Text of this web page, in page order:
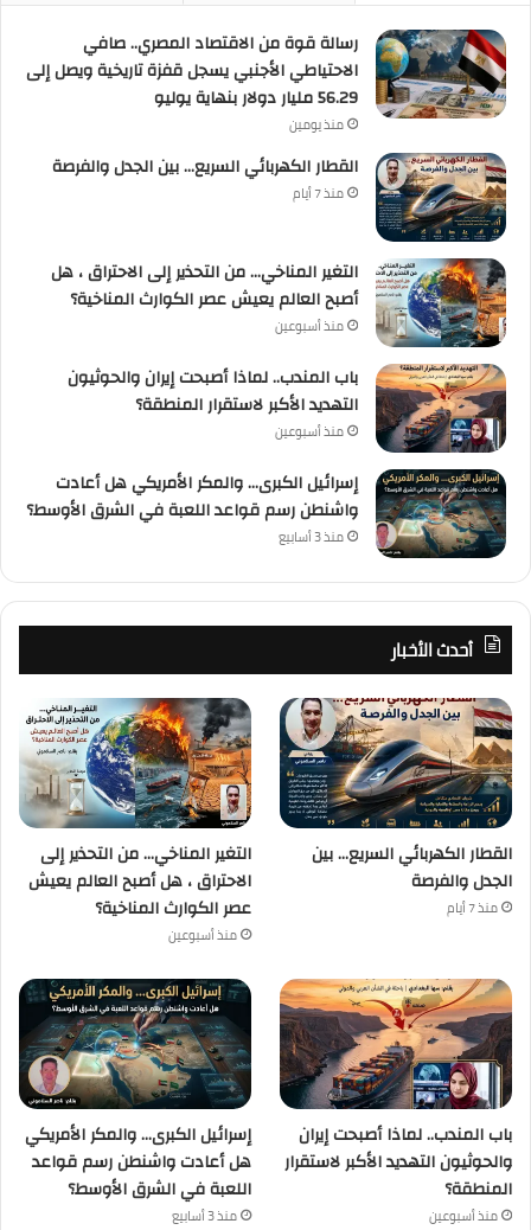
رسالة قوة من الاقتصاد المصري.. صافي
الاحتياطي الأجنبي يسجل قفزة تاريخية ويصل إلى
56.29 مليار دولار بنهاية يوليو
منذ يومين
القطار الكهربائي السريع… بين الجدل والفرصة
منذ 7 أيام
التغير المناخي… من التحذير إلى الاحتراق ، هل
أصبح العالم يعيش عصر الكوارث المناخية؟
منذ أسبوعين
باب المندب.. لماذا أصبحت إيران والحوثيون
التهديد الأكبر لاستقرار المنطقة؟
منذ أسبوعين
إسرائيل الكبرى… والمكر الأمريكي هل أعادت
واشنطن رسم قواعد اللعبة في الشرق الأوسط؟
منذ 3 أسابيع
أحدث الأخبار
القطار الكهربائي السريع… بين
الجدل والفرصة
منذ 7 أيام
التغير المناخي… من التحذير إلى
الاحتراق ، هل أصبح العالم يعيش
عصر الكوارث المناخية؟
منذ أسبوعين
باب المندب.. لماذا أصبحت إيران
والحوثيون التهديد الأكبر لاستقرار
المنطقة؟
منذ أسبوعين
إسرائيل الكبرى… والمكر الأمريكي
هل أعادت واشنطن رسم قواعد
اللعبة في الشرق الأوسط؟
منذ 3 أسابيع